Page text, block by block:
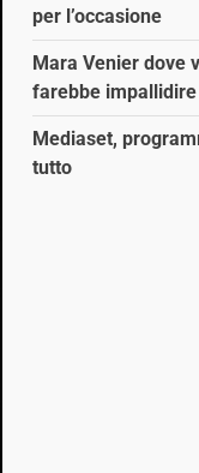
per l’occasione
Mara Venier dove
farebbe
Mediaset,
tutto